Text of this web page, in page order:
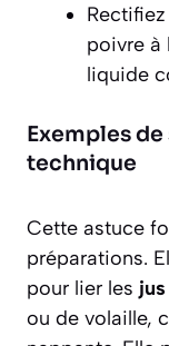
poivre à
liquide
Exemples
technique
Cette astuce
préparations.
pour lier les
ou de volaille,